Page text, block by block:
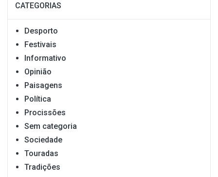
CATEGORIAS
Desporto
Festivais
Informativo
Opinião
Paisagens
Política
Procissões
Sem categoria
Sociedade
Touradas
Tradições